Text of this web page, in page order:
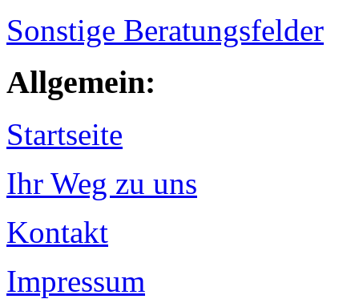
Sonstige Beratungsfelder
Allgemein:
Startseite
Ihr Weg zu uns
Kontakt
Impressum